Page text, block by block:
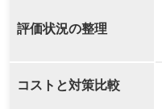
評価状況の整理
コストと対策比較